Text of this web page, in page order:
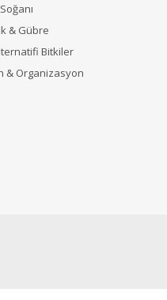
& Gübre
Bitkiler
& Organizasyon